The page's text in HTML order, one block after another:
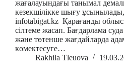
жағалауындағы танымал
кезекшілікке шығу
infotabigat.kz Қарағанды
сілтеме жасап. Бағдарлама суда
және төтенше жағдайларда
көмектесуге…
Rakhila Tleuova